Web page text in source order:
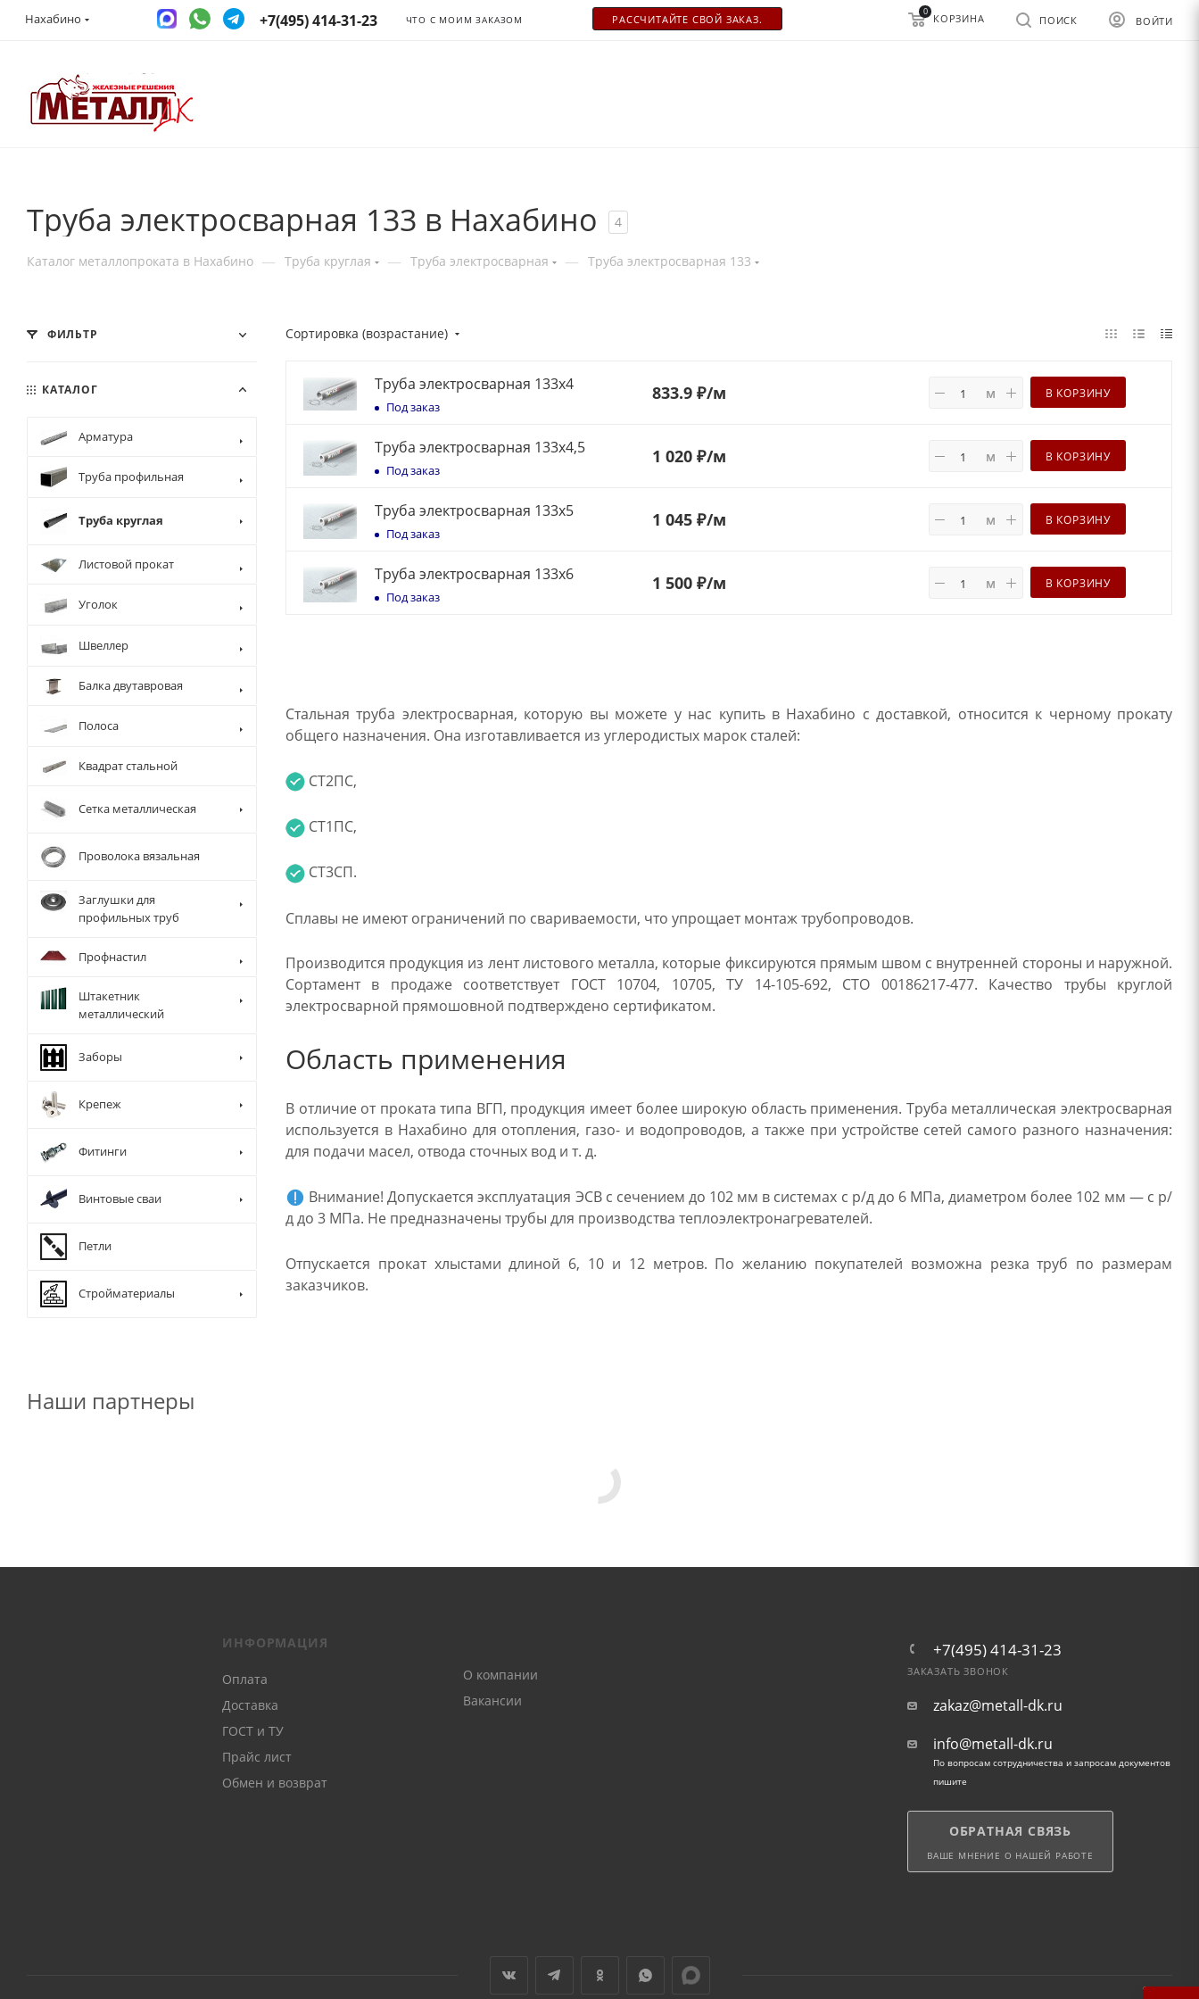
Нахабино +7(495) 414-31-23 ЧТО С МОИМ ЗАКАЗОМ РАСCЧИТАЙТЕ СВОЙ ЗАКАЗ. ВОЙТИ
ПОИСК
0
КОРЗИНА
Труба электросварная 133 в Нахабино 4
Каталог металлопроката в Нахабино — Труба круглая — Труба электросварная — Труба электросварная 133
Сортировка (возрастание)
Труба электросварная 133x4
Под заказ
833.9 ₽/м м В КОРЗИНУ
Труба электросварная 133x4,5
Под заказ
1 020 ₽/м м В КОРЗИНУ
Труба электросварная 133x5
Под заказ
1 045 ₽/м м В КОРЗИНУ
Труба электросварная 133x6
Под заказ
1 500 ₽/м м В КОРЗИНУ
Стальная труба электросварная, которую вы можете у нас купить в Нахабино с доставкой, относится к черному прокату
общего назначения. Она изготавливается из углеродистых марок сталей:
СТ2ПС,
СТ1ПС,
СТ3СП.
Сплавы не имеют ограничений по свариваемости, что упрощает монтаж трубопроводов.
Производится продукция из лент листового металла, которые фиксируются прямым швом с внутренней стороны и наружной.
Сортамент в продаже соответствует ГОСТ 10704, 10705, ТУ 14-105-692, СТО 00186217-477. Качество трубы круглой
электросварной прямошовной подтверждено сертификатом.
Область применения
В отличие от проката типа ВГП, продукция имеет более широкую область применения. Труба металлическая электросварная
используется в Нахабино для отопления, газо- и водопроводов, а также при устройстве сетей самого разного назначения:
для подачи масел, отвода сточных вод и т. д.
Внимание! Допускается эксплуатация ЭСВ с сечением до 102 мм в системах с р/д до 6 МПа, диаметром более 102 мм — с р/
д до 3 МПа. Не предназначены трубы для производства теплоэлектронагревателей.
Отпускается прокат хлыстами длиной 6, 10 и 12 метров. По желанию покупателей возможна резка труб по размерам
заказчиков.
ФИЛЬТР
КАТАЛОГ
Арматура
Труба профильная
Труба круглая
Листовой прокат
Уголок
Швеллер
Балка двутавровая
Полоса
Квадрат стальной
Сетка металлическая
Проволока вязальная
Заглушки для
профильных труб
Профнастил
Штакетник
металлический
Заборы
Крепеж
Фитинги
Винтовые сваи
Петли
Стройматериалы
Наши партнеры
ИНФОРМАЦИЯ
Оплата
Доставка
ГОСТ и ТУ
Прайс лист
Обмен и возврат
О компании
Вакансии
+7(495) 414-31-23
ЗАКАЗАТЬ ЗВОНОК
zakaz@metall-dk.ru
info@metall-dk.ru
По вопросам сотрудничества и запросам документов
пишите
ОБРАТНАЯ СВЯЗЬ
ВАШЕ МНЕНИЕ О НАШЕЙ РАБОТЕ